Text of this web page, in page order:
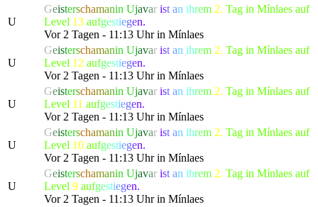
U
Geisterschamanin Ujavar ist an ihrem 2. Tag in Mínlaes auf
Level 13 aufgestiegen.
Vor 2 Tagen - 11:13 Uhr in Mínlaes
U
Geisterschamanin Ujavar ist an ihrem 2. Tag in Mínlaes auf
Level 12 aufgestiegen.
Vor 2 Tagen - 11:13 Uhr in Mínlaes
U
Geisterschamanin Ujavar ist an ihrem 2. Tag in Mínlaes auf
Level 11 aufgestiegen.
Vor 2 Tagen - 11:13 Uhr in Mínlaes
U
Geisterschamanin Ujavar ist an ihrem 2. Tag in Mínlaes auf
Level 10 aufgestiegen.
Vor 2 Tagen - 11:13 Uhr in Mínlaes
U
Geisterschamanin Ujavar ist an ihrem 2. Tag in Mínlaes auf
Level 9 aufgestiegen.
Vor 2 Tagen - 11:13 Uhr in Mínlaes